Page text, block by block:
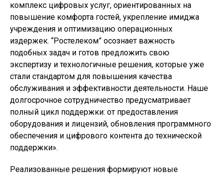
комплекс цифровых услуг, ориентированных на
повышение комфорта гостей, укрепление имиджа
учреждения и оптимизацию операционных
издержек. “Ростелеком” осознает важность
подобных задач и готов предложить свою
экспертизу и технологичные решения, которые уже
стали стандартом для повышения качества
обслуживания и эффективности деятельности. Наше
долгосрочное сотрудничество предусматривает
полный цикл поддержки: от предоставления
оборудования и лицензий, обновления программного
обеспечения и цифрового контента до технической
поддержки».
Реализованные решения формируют новые